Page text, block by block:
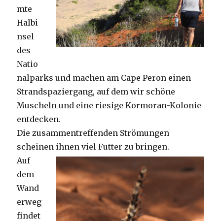
mte
Halbi
nsel
des
Natio
nalparks und machen am Cape Peron einen
Strandspaziergang, auf dem wir schöne
Muscheln und eine riesige Kormoran-Kolonie
entdecken.
Die zusammentreffenden Strömungen
scheinen ihnen viel Futter zu bringen.
Auf
dem
Wand
erweg
findet